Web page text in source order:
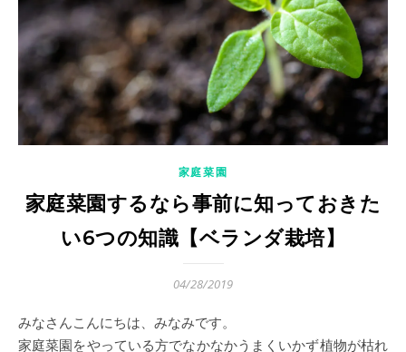
家庭菜園
家庭菜園するなら事前に知っておきた
い6つの知識【ベランダ栽培】
04/28/2019
みなさんこんにちは、みなみです。
家庭菜園をやっている方でなかなかうまくいかず植物が枯れ